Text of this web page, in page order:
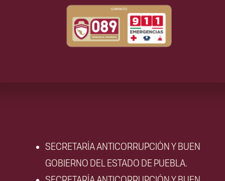
SECRETARÍA ANTICORRUPCIÓN Y BUEN
GOBIERNO DEL ESTADO DE PUEBLA.